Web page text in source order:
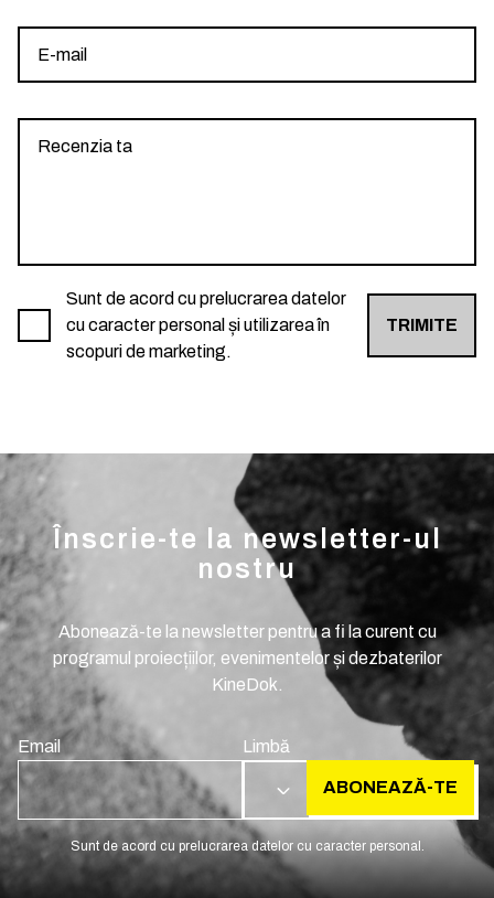
Sunt de acord cu prelucrarea datelor
cu caracter personal și utilizarea în
scopuri de marketing.
TRIMITE
Înscrie-te la newsletter-ul
nostru
Abonează-te la newsletter pentru a fi la curent cu
programul proiecțiilor, evenimentelor și dezbaterilor
KineDok.
Email Limbă
RO ABONEAZĂ-TE
Sunt de acord cu prelucrarea datelor cu caracter personal.